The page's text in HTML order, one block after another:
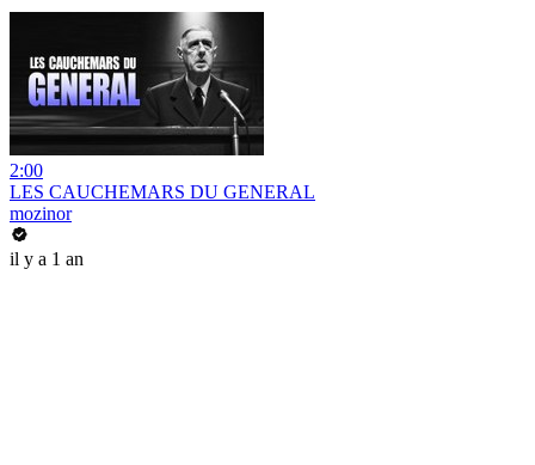
2:00
LES CAUCHEMARS DU GENERAL
mozinor
il y a 1 an